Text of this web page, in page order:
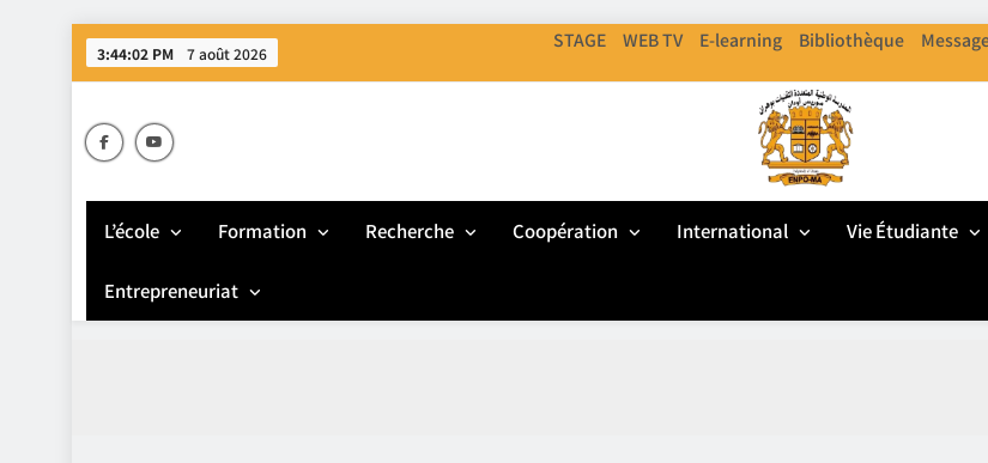
Skip
to 3:44:03 PM 7 août 2026
STAGE WEB TV E-learning Bibliothèque
ENPO
Ecole Nationale Polythechnique D'Oran
L’école Formation Recherche Coopération International Vie Étudiante
Entrepreneuriat